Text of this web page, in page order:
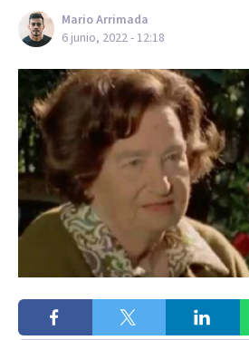
Mario Arrimada
6 junio, 2022 - 12:18